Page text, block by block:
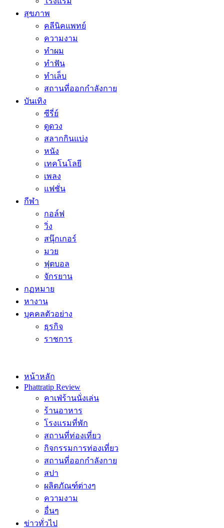
สุขภาพ
คลีนิคแพทย์
ความงาม
ทำผม
ทำฟัน
ทำเล็บ
สถานที่ออกกำลังกาย
บันเทิง
ซีรี่ย์
ดูดวง
สลากกินแบ่ง
หนัง
เทคโนโลยี
เพลง
แฟชั่น
กีฬา
กอล์ฟ
วิ่ง
สนุ๊กเกอร์
มวย
ฟุตบอล
จักรยาน
กฏหมาย
หางาน
บุคคลตัวอย่าง
ธุรกิจ
ราชการ
หน้าหลัก
Phattratip Review
คาเฟ่ร้านนั่งเล่น
ร้านอาหาร
โรงแรมที่พัก
สถานที่ท่องเที่ยว
กิจกรรมการท่องเที่ยว
สถานที่ออกกำลังกาย
สปา
ผลิตภัณฑ์ต่างๆ
ความงาม
อื่นๆ
ข่าวทั่วไป